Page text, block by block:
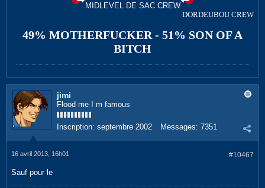
MIDLEVEL DE SAC CREW
DORDEUBOU CREW
49% MOTHERFUCKER - 51% SON OF A
BITCH
jimi
Flood me I m famous
Inscription: septembre 2002 Messages: 7351
#10467
16 avril 2013, 16h01
Sauf pour le